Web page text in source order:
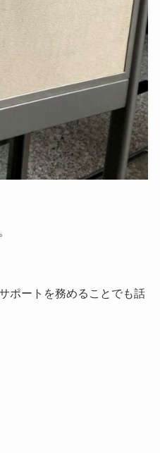
ポートを務めることでも話